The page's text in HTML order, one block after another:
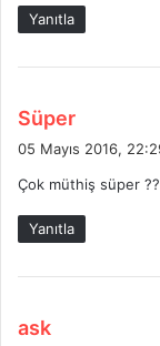
:
Yanıtla
Süper
i
k
i
05 Mayıs 2016,
Çok müthiş süper
Yanıtla
ask